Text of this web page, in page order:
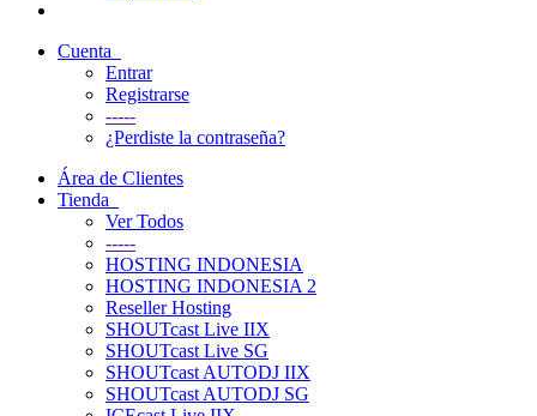
Cuenta
Entrar
Registrarse
-----
¿Perdiste la contraseña?
Área de Clientes
Tienda
Ver Todos
-----
HOSTING INDONESIA
HOSTING INDONESIA 2
Reseller Hosting
SHOUTcast Live IIX
SHOUTcast Live SG
SHOUTcast AUTODJ IIX
SHOUTcast AUTODJ SG